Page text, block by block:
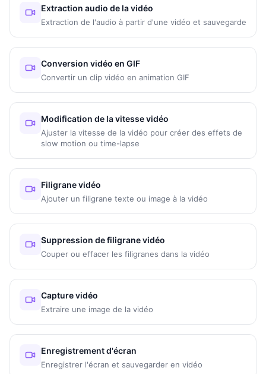
Extraction audio de la vidéo
Extraction de l'audio à partir d'une vidéo et sauvegarde
Conversion vidéo en GIF
Convertir un clip vidéo en animation GIF
Modification de la vitesse vidéo
Ajuster la vitesse de la vidéo pour créer des effets de
slow motion ou time-lapse
Filigrane vidéo
Ajouter un filigrane texte ou image à la vidéo
Suppression de filigrane vidéo
Couper ou effacer les filigranes dans la vidéo
Capture vidéo
Extraire une image de la vidéo
Enregistrement d'écran
Enregistrer l'écran et sauvegarder en vidéo